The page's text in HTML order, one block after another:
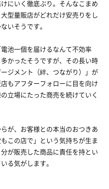
にいく徹底ぶり。そんなこまめ
型量販店がどれだけ安売りをし
いそうです。
池一個を届けるなんて不効率
かったそうですが、その長い時
ジメント（絆、つながり）」が
もアフターフォローに目を向け
立場にたった商売を続けていく
が、お客様との本当のおつきあ
この店で」という気持ちが生ま
が販売した商品に責任を持とい
る気がします。